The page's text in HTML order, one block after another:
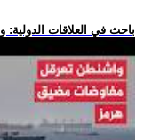
.. باحث في العلاقات